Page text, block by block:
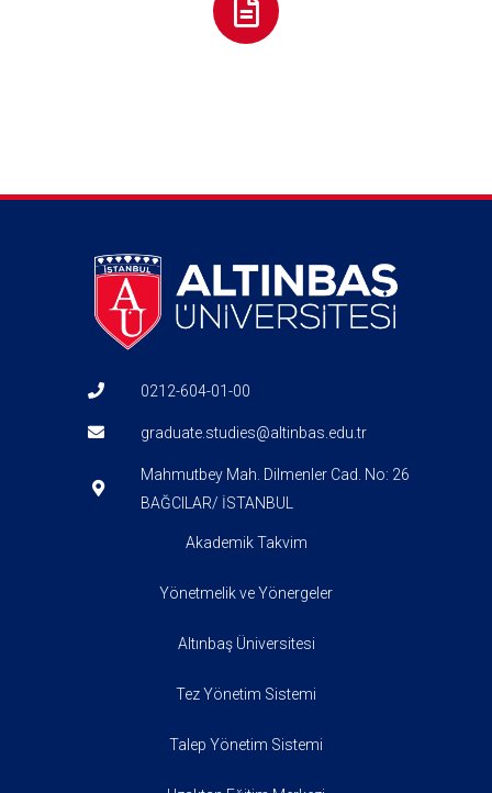
0212-604-01-00
graduate.studies@altinbas.edu.tr
Mahmutbey Mah. Dilmenler Cad. No: 26
BAĞCILAR/ İSTANBUL
Akademik Takvim
Yönetmelik ve Yönergeler
Altınbaş Üniversitesi
Tez Yönetim Sistemi
Talep Yönetim Sistemi